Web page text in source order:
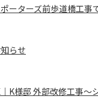
ーターズ前歩道橋工事
らせ
K様邸 外部改修工事～